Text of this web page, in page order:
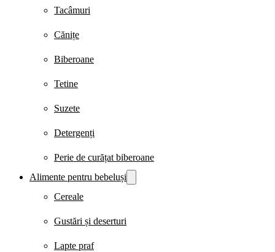
Tacâmuri
Cănițe
Biberoane
Tetine
Suzete
Detergenți
Perie de curățat biberoane
Alimente pentru bebeluși
Cereale
Gustări și deserturi
Lapte praf